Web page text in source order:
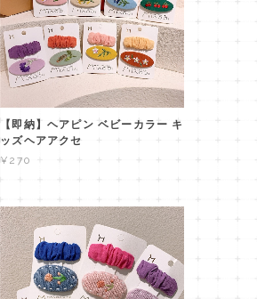
【即納】ヘアピン ベビーカラー キ
ッズヘアアクセ
¥270